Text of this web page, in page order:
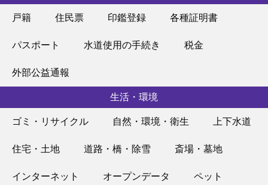
戸籍 住民票 印鑑登録 各種証明書
パスポート 水道使用の手続き 税金
外部公益通報
生活・環境
ゴミ・リサイクル 自然・環境・衛生 上下水道
住宅・土地 道路・橋・除雪 斎場・墓地
インターネット オープンデータ ペット